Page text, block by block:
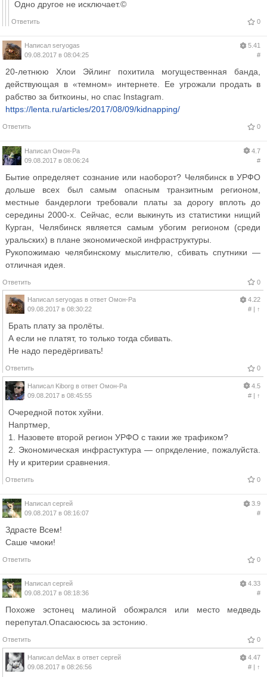
Одно другое не исключает.©
Ответить 0
Написал seryogas
09.08.2017 в 08:04:25
5.41
#
20-летнюю Хлои Эйлинг похитила могущественная банда,
действующая в «темном» интернете. Ее угрожали продать в
рабство за биткоины, но спас Instagram.
https://lenta.ru/articles/2017/08/09/kidnapping/
Ответить 0
Написал Омон-Ра
09.08.2017 в 08:06:24
4.7
#
Бытие определяет сознание или наоборот? Челябинск в УРФО
дольше всех был самым опасным транзитным регионом,
местные бандерлоги требовали платы за дорогу вплоть до
середины 2000-х. Сейчас, если выкинуть из статистики нищий
Курган, Челябинск является самым убогим регионом (среди
уральских) в плане экономической инфраструктуры.
Рукопожимаю челябинскому мыслителю, сбивать спутники —
отличная идея.
Ответить 0
Написал seryogas в ответ Омон-Ра
09.08.2017 в 08:30:22
4.22
#| ↑
Брать плату за пролёты.
А если не платят, то только тогда сбивать.
Не надо передёргивать!
Ответить 0
Написал Kiborg в ответ Омон-Ра
09.08.2017 в 08:45:55
4.5
#| ↑
Очередной поток хуйни.
Напртмер,
1. Назовете второй регион УРФО с такии же трафиком?
2. Экономическая инфрастуктура — опркделение, пожалуйста.
Ну и критерии сравнения.
Ответить 0
Написал сергей
09.08.2017 в 08:16:07
3.9
#
Здрасте Всем!
Саше чмоки!
Ответить 0
Написал сергей
09.08.2017 в 08:18:36
4.33
#
Похоже эстонец малиной обожрался или место медведь
перепутал.Опасаюсюсь за эстонию.
Ответить 0
Написал deMax в ответ сергей
09.08.2017 в 08:26:56
4.47
#| ↑